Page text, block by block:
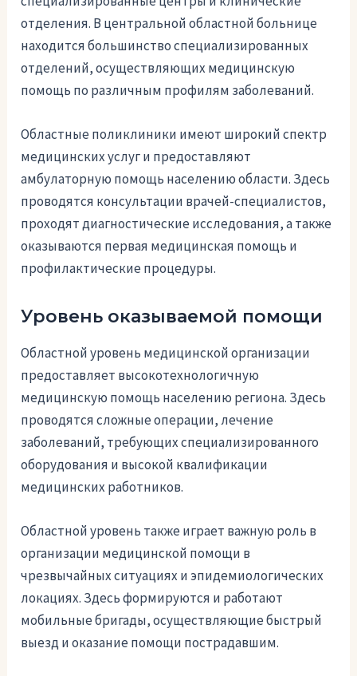
отделения. В центральной областной больнице
находится большинство специализированных
отделений, осуществляющих медицинскую
помощь по различным профилям заболеваний.
Областные поликлиники имеют широкий спектр
медицинских услуг и предоставляют
амбулаторную помощь населению области. Здесь
проводятся консультации врачей-специалистов,
проходят диагностические исследования, а также
оказываются первая медицинская помощь и
профилактические процедуры.
Уровень оказываемой помощи
Областной уровень медицинской организации
предоставляет высокотехнологичную
медицинскую помощь населению региона. Здесь
проводятся сложные операции, лечение
заболеваний, требующих специализированного
оборудования и высокой квалификации
медицинских работников.
Областной уровень также играет важную роль в
организации медицинской помощи в
чрезвычайных ситуациях и эпидемиологических
локациях. Здесь формируются и работают
мобильные бригады, осуществляющие быстрый
выезд и оказание помощи пострадавшим.